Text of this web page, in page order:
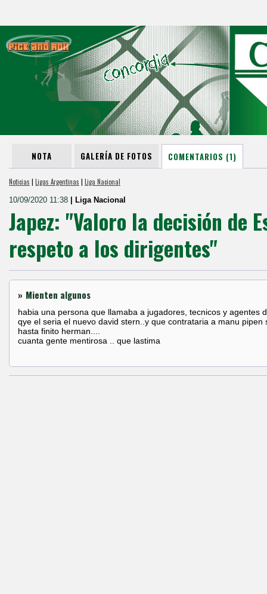
NOTA GALERÍA DE FOTOS COMENTARIOS (1)
Noticias | Ligas Argentinas | Liga Nacional
10/09/2020 11:38 | Liga Nacional
Japez: "Valoro la decisión de
respeto a los dirigentes"
» Mienten algunos
habia una persona que llamaba a jugadores, tecnicos y agentes
qye el seria el nuevo david stern..y que contrataria a manu pipen
hasta finito herman....
cuanta gente mentirosa .. que lastima